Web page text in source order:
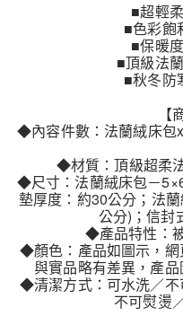
■超輕
■色彩飽
■保暖
■頂級法
■秋冬防
【
◆內容件數：法蘭絨床包
◆材質：頂級超柔
◆尺寸：法蘭絨床包－
墊厚度：約30公分；法
公分)；信封
◆產品特性：
◆顏色：產品如圖示，網
與實品略有差異，產
◆清潔方式：可水洗／不
不可熨燙